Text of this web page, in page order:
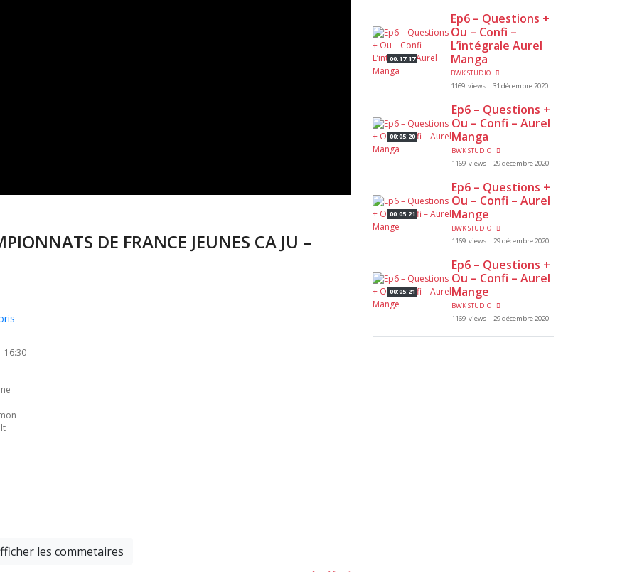
DE FRANCE JEUNES CA JU –
16:30
les commetaires
00:17:17
Ep6 – Questions +
Ou – Confi –
L’intégrale Aurel
Manga
BWK STUDIO
1169 views
31 décembre 2020
00:05:20
Ep6 – Questions +
Ou – Confi – Aurel
Manga
BWK STUDIO
1169 views
29 décembre 2020
00:05:21
Ep6 – Questions +
Ou – Confi – Aurel
Mange
BWK STUDIO
1169 views
29 décembre 2020
00:05:21
Ep6 – Questions +
Ou – Confi – Aurel
Mange
BWK STUDIO
1169 views
29 décembre 2020